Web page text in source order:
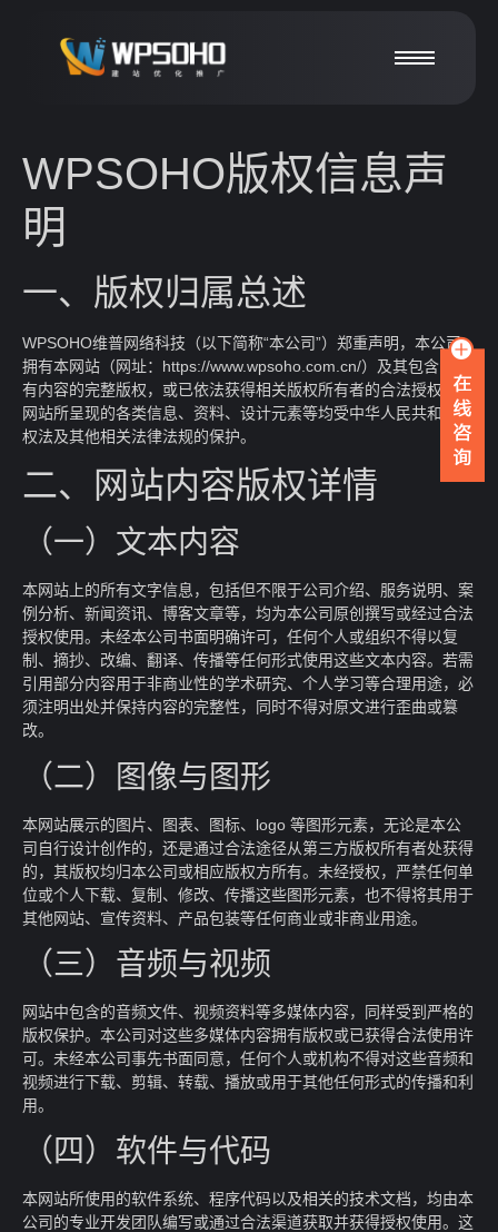
WPSOHO版权信息声
明
一、版权归属总述
WPSOHO维普网络科技（以下简称“本公司”）郑重声明，本公司
拥有本网站（网址：https://www.wpsoho.com.cn/）及其包含的所
有内容的完整版权，或已依法获得相关版权所有者的合法授权。本
网站所呈现的各类信息、资料、设计元素等均受中华人民共和国版
权法及其他相关法律法规的保护。
二、网站内容版权详情
（一）文本内容
本网站上的所有文字信息，包括但不限于公司介绍、服务说明、案
例分析、新闻资讯、博客文章等，均为本公司原创撰写或经过合法
授权使用。未经本公司书面明确许可，任何个人或组织不得以复
制、摘抄、改编、翻译、传播等任何形式使用这些文本内容。若需
引用部分内容用于非商业性的学术研究、个人学习等合理用途，必
须注明出处并保持内容的完整性，同时不得对原文进行歪曲或篡
改。
（二）图像与图形
本网站展示的图片、图表、图标、logo 等图形元素，无论是本公
司自行设计创作的，还是通过合法途径从第三方版权所有者处获得
的，其版权均归本公司或相应版权方所有。未经授权，严禁任何单
位或个人下载、复制、修改、传播这些图形元素，也不得将其用于
其他网站、宣传资料、产品包装等任何商业或非商业用途。
（三）音频与视频
网站中包含的音频文件、视频资料等多媒体内容，同样受到严格的
版权保护。本公司对这些多媒体内容拥有版权或已获得合法使用许
可。未经本公司事先书面同意，任何个人或机构不得对这些音频和
视频进行下载、剪辑、转载、播放或用于其他任何形式的传播和利
用。
（四）软件与代码
本网站所使用的软件系统、程序代码以及相关的技术文档，均由本
公司的专业开发团队编写或通过合法渠道获取并获得授权使用。这